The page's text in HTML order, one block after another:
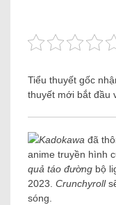
Tiểu thuyết gốc
thuyết mới bắt đầu
Kadokawa đã
anime truyền hình
quả táo đường bộ
2023. Crunchyroll
sóng.